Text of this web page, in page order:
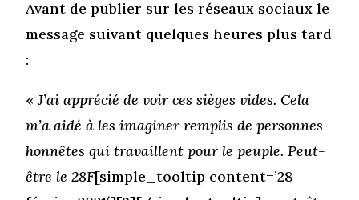
Avant de publier sur les réseaux sociaux le
message suivant quelques heures plus tard
:
«J’ai apprécié de voir ces sièges vides. Cela
m’a aidé à les imaginer remplis de personnes
honnêtes qui travaillent pour le peuple. Peut-
être le 28F[simple_tooltip content=’28